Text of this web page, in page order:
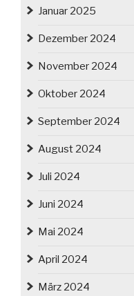
Januar 2025
Dezember 2024
November 2024
Oktober 2024
September 2024
August 2024
Juli 2024
Juni 2024
Mai 2024
April 2024
März 2024